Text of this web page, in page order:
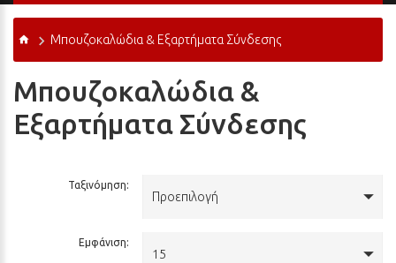
Μπουζοκαλώδια & Εξαρτήματα Σύνδεσης
Μπουζοκαλώδια &
Εξαρτήματα Σύνδεσης
Ταξινόμηση:
Προεπιλογή
Εμφάνιση:
15